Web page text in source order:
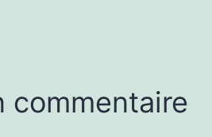
commentaire